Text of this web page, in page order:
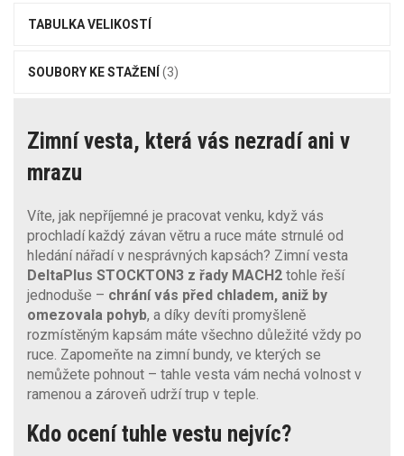
TABULKA VELIKOSTÍ
SOUBORY KE STAŽENÍ (3)
Zimní vesta, která vás nezradí ani v
mrazu
Víte, jak nepříjemné je pracovat venku, když vás
prochladí každý závan větru a ruce máte strnulé od
hledání nářadí v nesprávných kapsách? Zimní vesta
DeltaPlus STOCKTON3 z řady MACH2 tohle řeší
jednoduše – chrání vás před chladem, aniž by
omezovala pohyb, a díky devíti promyšleně
rozmístěným kapsám máte všechno důležité vždy po
ruce. Zapomeňte na zimní bundy, ve kterých se
nemůžete pohnout – tahle vesta vám nechá volnost v
ramenou a zároveň udrží trup v teple.
Kdo ocení tuhle vestu nejvíc?